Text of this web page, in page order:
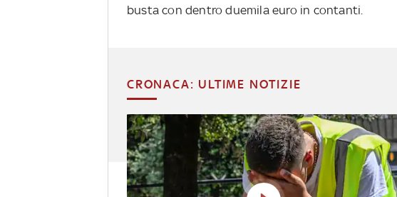
busta con dentro duemila euro in contanti.
CRONACA: ULTIME NOTIZIE